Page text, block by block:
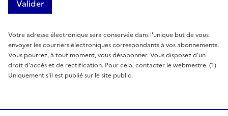
Votre adresse électronique sera conservée dans l'unique but de vous
envoyer les courriers électroniques correspondants à vos abonnements.
Vous pourrez, à tout moment, vous désabonner. Vous disposez d'un
droit d'accès et de rectification. Pour cela, contacter le webmestre. (1)
Uniquement s'il est publié sur le site public.